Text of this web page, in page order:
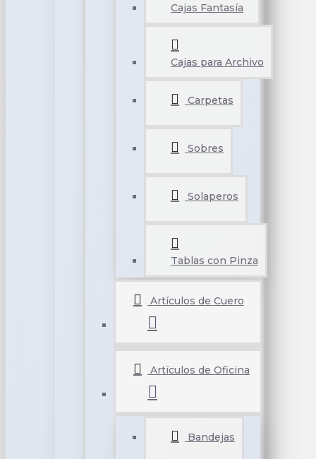
Cajas Fantasía
Cajas para Archivo
Carpetas
Sobres
Solaperos
Tablas con Pinza
Artículos de Cuero
Artículos de Oficina
Bandejas